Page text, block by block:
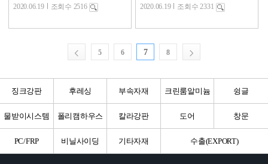
2020.06.19 조회수 2516 2020.06.19 조회수 2331
5 6 7 8
징크강판 후레싱 부속자재 크린룸알미늄 슁글
물받이시스템 폴리캠하우스 칼라강판 도어 창문
PC/FRP 비닐사이딩 기타자재 수출(EXPORT)